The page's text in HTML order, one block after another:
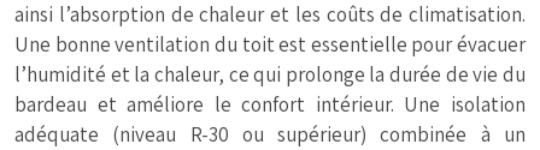
ainsi l’absorption de chaleur et les coûts de climatisation.
Une bonne ventilation du toit est essentielle pour évacuer
l’humidité et la chaleur, ce qui prolonge la durée de vie du
bardeau et améliore le confort intérieur. Une isolation
adéquate (niveau R-30 ou supérieur) combinée à un